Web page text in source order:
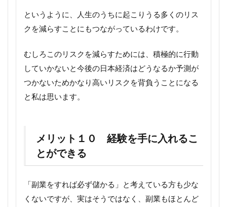
というように、人生のうちに起こりうる多くのリス
クを減らすことにもつながっているわけです。
むしろこのリスクを減らすためには、積極的に行動
していかないと今後の日本経済はどうなるか予測が
つかないためかなり高いリスクを背負うことになる
と私は思います。
メリット１０ 経験を手に入れるこ
とができる
「副業をすれば必ず儲かる」と考えている方も少な
くないですが、実はそうではなく、副業もほとんど